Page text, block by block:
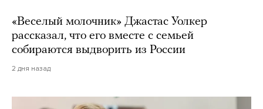
«Веселый молочник» Джастас Уолкер
рассказал, что его вместе с семьей
собираются выдворить из России
2 дня назад